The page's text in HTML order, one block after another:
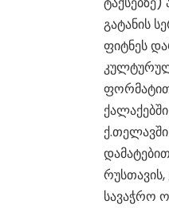
გატანის
ფიტნეს
სავაჭრო